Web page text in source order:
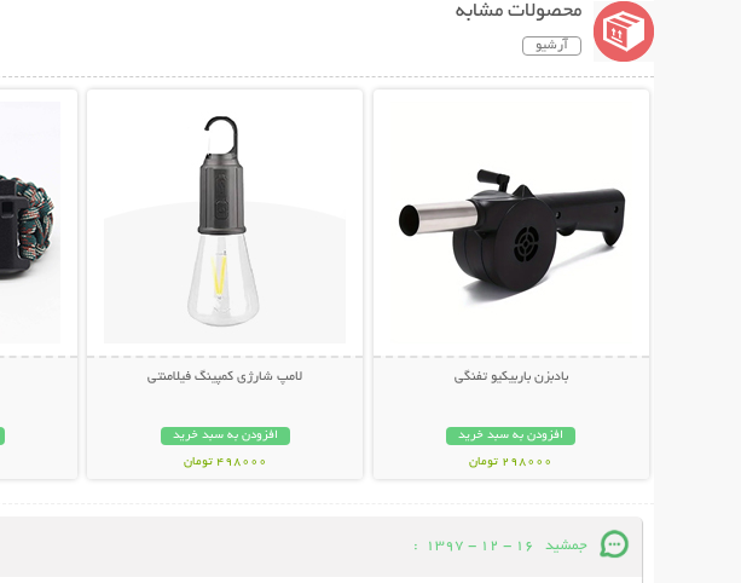
محصولات مشابه
آرشیو
بادبزن باربیکیو تفنگی
افزودن به سبد خرید
298000 تومان
لامپ شارژی کمپینگ فیلامنتی
افزودن به سبد خرید
498000 تومان
جمشید 16 - 12 - 1397
: